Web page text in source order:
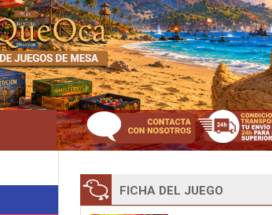
FICHA DEL JUEGO